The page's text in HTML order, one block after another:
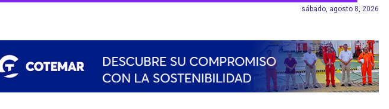
sábado, agosto 8, 2026